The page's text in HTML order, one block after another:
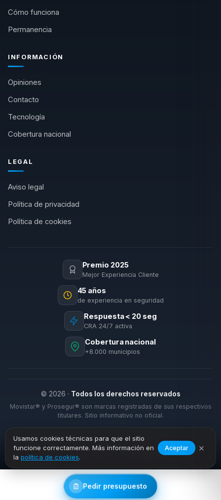
Pedir presupuesto
Usamos cookies técnicas para que el sitio
funcione correctamente. Más información en
la política de cookies.
Aceptar ×
Cómo funciona
Permanencia
INFORMACIÓN
Opiniones
Contacto
Tecnología
Cobertura nacional
LEGAL
Aviso legal
Política de privacidad
Política de cookies
Premio 2025
Mejor Experiencia Cliente
45 años
de experiencia en seguridad
Respuesta < 20 seg
CRA 24/7 activa
Cobertura nacional
+8.000 municipios
© 2026 · Todos los derechos reservados
Movistar® y Prosegur® son marcas registradas de sus respectivos
titulares. Sitio informativo no oficial.
Inicio › Alarmas Hogar › Roquetas de Mar